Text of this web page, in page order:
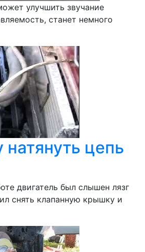
улучшить звучание
станет немного
натянуть цепь
двигатель был слышен лязг
снять клапанную крышку и